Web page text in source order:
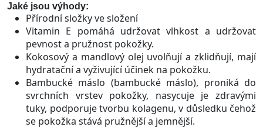
Jaké jsou výhody:
Přírodní složky ve složení
Vitamin E pomáhá udržovat vlhkost a udržovat
pevnost a pružnost pokožky.
Kokosový a mandlový olej uvolňují a zklidňují, mají
hydratační a vyživující účinek na pokožku.
Bambucké máslo (bambucké máslo), proniká do
svrchních vrstev pokožky, nasycuje je zdravými
tuky, podporuje tvorbu kolagenu, v důsledku čehož
se pokožka stává pružnější a jemnější.